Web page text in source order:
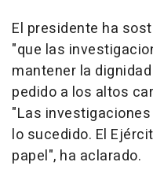
El presidente ha
"que las
mantener la
pedido a los altos
"Las
lo sucedido. El
papel", ha aclarado.